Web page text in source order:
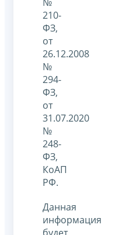
210-
ФЗ,
от
26.12.2008
№
294-
ФЗ,
от
31.07.2020
№
248-
ФЗ,
КоАП
РФ.
Данная
информация